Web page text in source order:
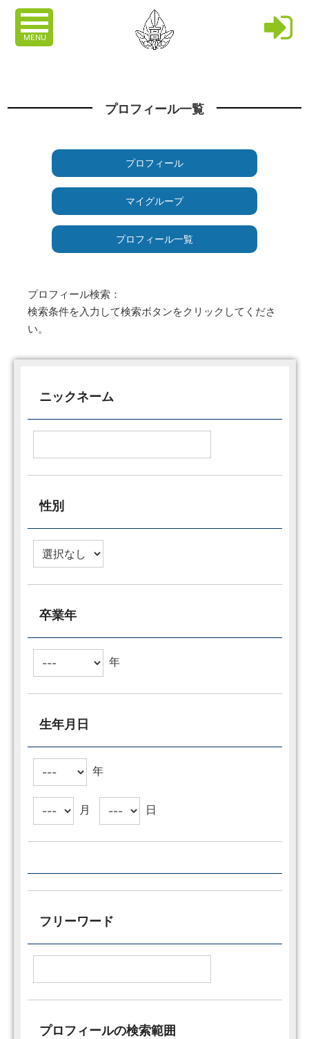
MENU
プロフィール一覧
プロフィール
マイグループ
プロフィール一覧
プロフィール検索：
検索条件を入力して検索ボタンをクリックしてくださ
い。
ニックネーム
性別
卒業年
年
生年月日
年
月 日
フリーワード
プロフィールの検索範囲